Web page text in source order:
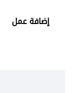
إضافة عمل